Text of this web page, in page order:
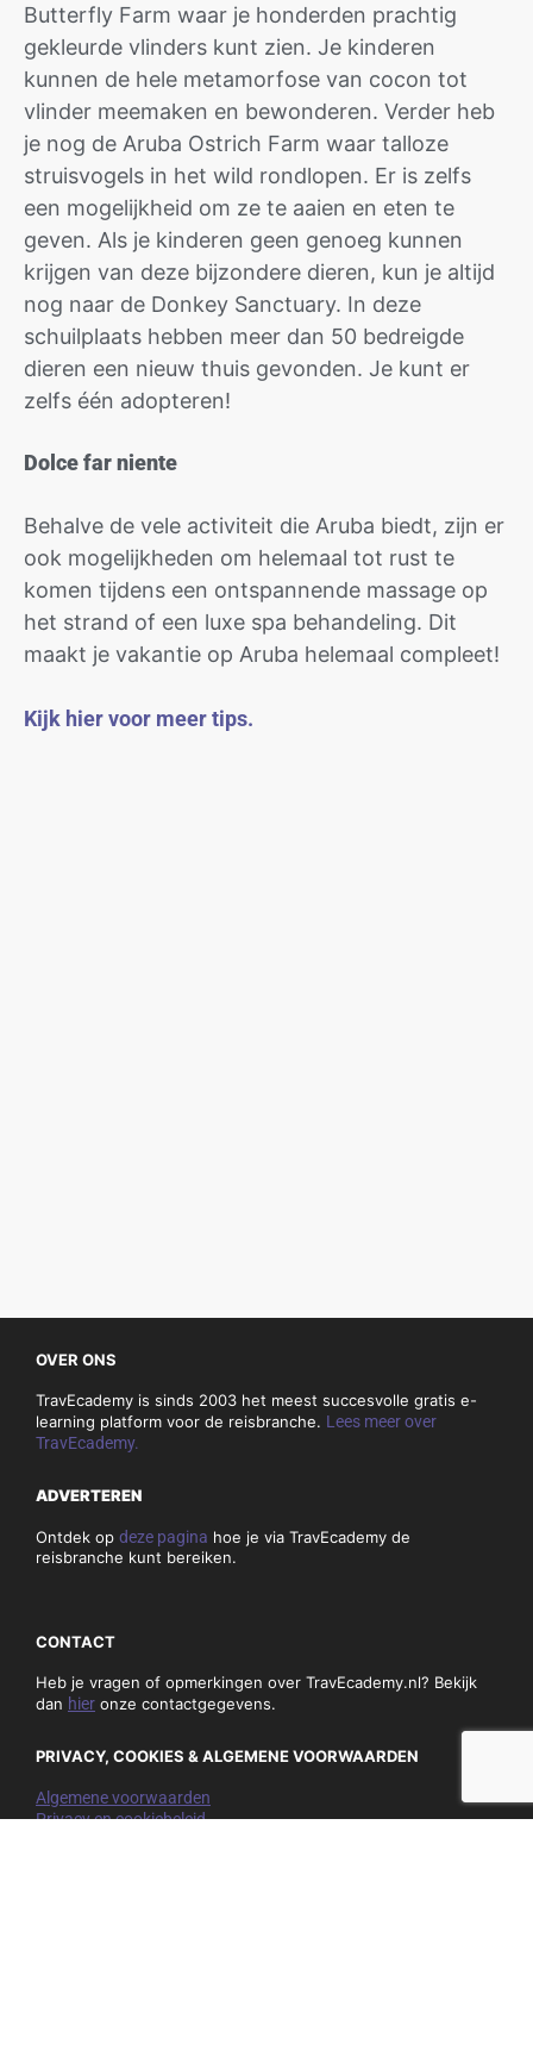
Butterfly Farm waar je honderden prachtig
gekleurde vlinders kunt zien. Je kinderen
kunnen de hele metamorfose van cocon tot
vlinder meemaken en bewonderen. Verder heb
je nog de Aruba Ostrich Farm waar talloze
struisvogels in het wild rondlopen. Er is zelfs
een mogelijkheid om ze te aaien en eten te
geven. Als je kinderen geen genoeg kunnen
krijgen van deze bijzondere dieren, kun je altijd
nog naar de Donkey Sanctuary. In deze
schuilplaats hebben meer dan 50 bedreigde
dieren een nieuw thuis gevonden. Je kunt er
zelfs één adopteren!
Dolce far niente
Behalve de vele activiteit die Aruba biedt, zijn er
ook mogelijkheden om helemaal tot rust te
komen tijdens een ontspannende massage op
het strand of een luxe spa behandeling. Dit
maakt je vakantie op Aruba helemaal compleet!
Kijk hier voor meer tips.
OVER ONS
TravEcademy is sinds 2003 het meest succesvolle gratis e-
learning platform voor de reisbranche. Lees meer over
TravEcademy.
ADVERTEREN
Ontdek op deze pagina hoe je via TravEcademy de
reisbranche kunt bereiken.
CONTACT
Heb je vragen of opmerkingen over TravEcademy.nl? Bekijk
dan hier onze contactgegevens.
PRIVACY, COOKIES & ALGEMENE VOORWAARDEN
Algemene voorwaarden
Privacy en cookiebeleid